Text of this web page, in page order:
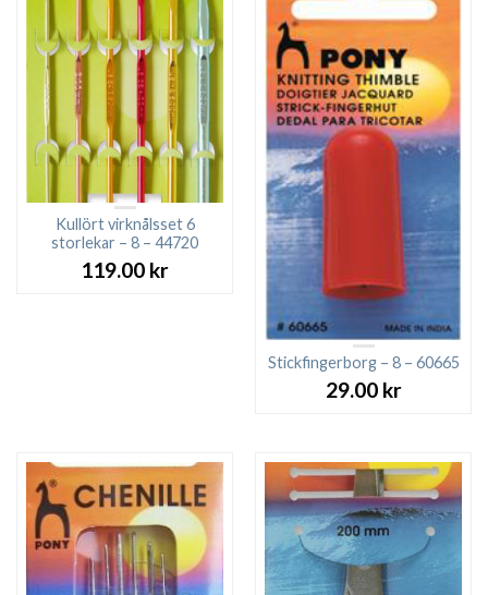
Kullört virknålsset 6
storlekar – 8 – 44720
119.00 kr
Stickfingerborg – 8 – 60665
29.00 kr